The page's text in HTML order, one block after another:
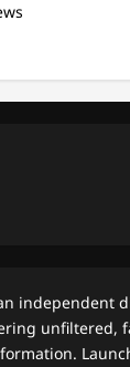
independent
unfiltered,